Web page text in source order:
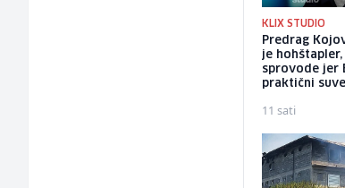
KLIX STUDIO
Predrag
je
sprovode jer
praktični
11 sati